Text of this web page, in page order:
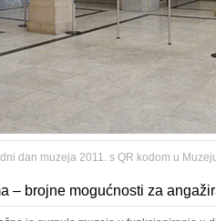
dan muzeja 2011. s QR kodom u
– brojne mogućnosti za